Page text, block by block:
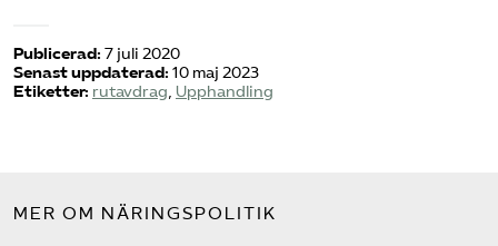
Publicerad: 7 juli 2020
Senast uppdaterad: 10 maj 2023
Etiketter: rutavdrag, Upphandling
MER OM NÄRINGSPOLITIK